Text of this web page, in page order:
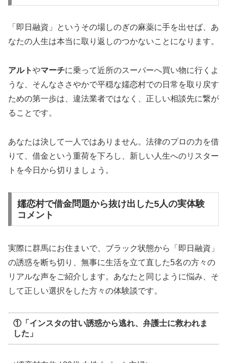
「即日融資」というその場しのぎの麻薬に手を出せば、あ
なたの人生は本当に取り返しのつかないことになります。
アルトやマーチに乗って近所のスーパーへ買い物に行くよ
うな、そんなささやかで平穏な嬬恋村での日常を取り戻す
ための第一歩は、違法業者ではなく、正しい相談先に繋が
ることです。
あなたは決して一人ではありません。法律のプロの力を借
りて、借金という重荷を下ろし、新しい人生へのリスター
トを今日から切りましょう。
嬬恋村で借金問題から抜け出した5人の実体験
コメント
実際に群馬にお住まいで、ブラック状態から「即日融資」
の誘惑を断ち切り、無事に生活を立て直した5名の方々の
リアルな声をご紹介します。あなたと同じように悩み、そ
して正しい選択をした方々の体験談です。
①「インスタの甘い誘惑から逃れ、弁護士に救われま
した」